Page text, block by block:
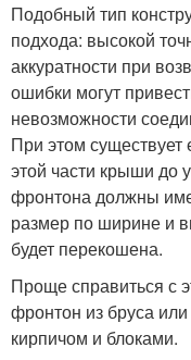
Подобный тип
подхода: высокой
аккуратности при
ошибки могут
невозможности
При этом
этой части крыши до
фронтона должны
размер по ширине и
будет перекошена.
Проще справиться с
фронтон из бруса
кирпичом и блоками.